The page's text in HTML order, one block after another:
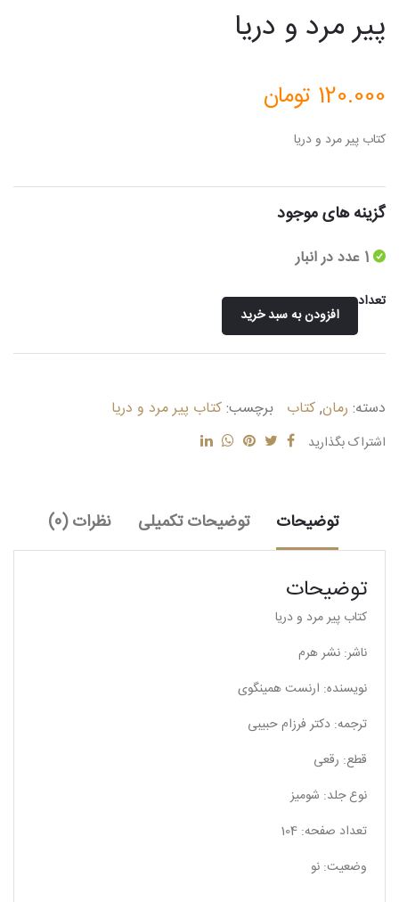
پیر مرد و دریا
120.000 تومان
کتاب پیر مرد و دریا
گزینه های موجود
تعداد
عدد
افزودن به سبد خرید
دسته: رمان,کتاب برچسب:کتاب پیر مرد و دریا
اشتراک بگذارید
توضیحات توضیحات تکمیلی نظرات (0)
توضیحات
کتاب پیر مرد و دریا
ناشر: نشر هرم
نویسنده: ارنست همینگوی
ترجمه: دکتر فرزام حبیبی
قطع: رقعی
نوع جلد: شومیز
تعداد صفحه: 104
وضعیت: نو